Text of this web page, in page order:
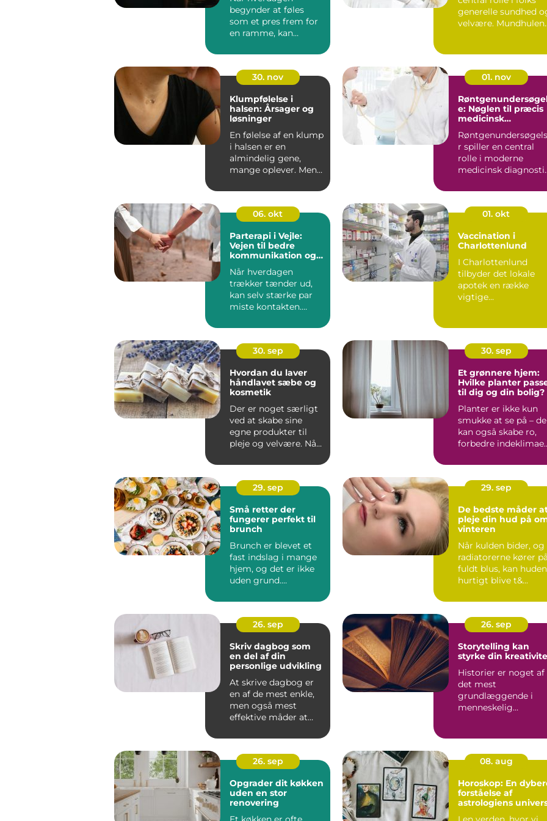
begynder at føles
som et pres frem for
en ramme, kan
psykoterapeut vær...
generelle sundhed
velvære. Mundhulen
30. nov
Klumpfølelse i
halsen: Årsager og
løsninger
En følelse af en klump
i halsen er en
almindelig gene,
mange oplever. Mens
01. nov
e: Nøglen til præcis
medicinsk
r spiller en central
rolle i moderne
medicinsk
06. okt
Parterapi i Vejle:
Vejen til bedre
kommunikation og
Når hverdagen
trækker tænder ud,
kan selv stærke par
miste kontakten.
01. okt
Vaccination i
Charlottenlund
I Charlottenlund
tilbyder det lokale
apotek en række
vigtige
30. sep
Hvordan du laver
håndlavet sæbe og
kosmetik
Der er noget særligt
ved at skabe sine
egne produkter til
pleje og velvære. Når
30. sep
Et grønnere hjem:
Hvilke planter
til dig og din bolig?
Planter er ikke kun
smukke at se på – de
kan også skabe ro,
forbedre indeklimaet
29. sep
Små retter der
fungerer perfekt til
brunch
Brunch er blevet et
fast indslag i mange
hjem, og det er ikke
uden grund.
morgenmad...
29. sep
De bedste måder
pleje din hud på
vinteren
Når kulden bider, og
radiatorerne kører på
fuldt blus, kan huden
hurtigt blive t&...
26. sep
Skriv dagbog som
en del af din
personlige udvikling
At skrive dagbog er
en af de mest enkle,
men også mest
effektive måder at
26. sep
Storytelling kan
styrke din
Historier er noget af
det mest
grundlæggende i
menneskelig
26. sep
Opgrader dit køkken
uden en stor
renovering
08. aug
Horoskop: En
forståelse af
astrologiens